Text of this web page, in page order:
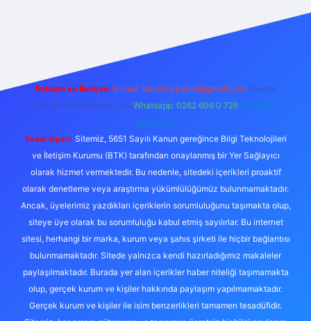
Reklam ve İletişim: E-mail: backlinkpaneli@gmail.com Teams:
forumhizmeti@gmail.com Whatsapp: 0262 606 0 726 Telegram:
@karabul
Yasal Uyarı: Sitemiz, 5651 Sayılı Kanun gereğince Bilgi Teknolojileri
ve İletişim Kurumu (BTK) tarafından onaylanmış bir Yer Sağlayıcı
olarak hizmet vermektedir. Bu nedenle, sitedeki içerikleri proaktif
olarak denetleme veya araştırma yükümlülüğümüz bulunmamaktadır.
Ancak, üyelerimiz yazdıkları içeriklerin sorumluluğunu taşımakta olup,
siteye üye olarak bu sorumluluğu kabul etmiş sayılırlar. Bu internet
sitesi, herhangi bir marka, kurum veya şahıs şirketi ile hiçbir bağlantısı
bulunmamaktadır. Sitede yalnızca kendi hazırladığımız makaleler
paylaşılmaktadır. Burada yer alan içerikler haber niteliği taşımamakta
olup, gerçek kurum ve kişiler hakkında paylaşım yapılmamaktadır.
Gerçek kurum ve kişiler ile isim benzerlikleri tamamen tesadüfidir.